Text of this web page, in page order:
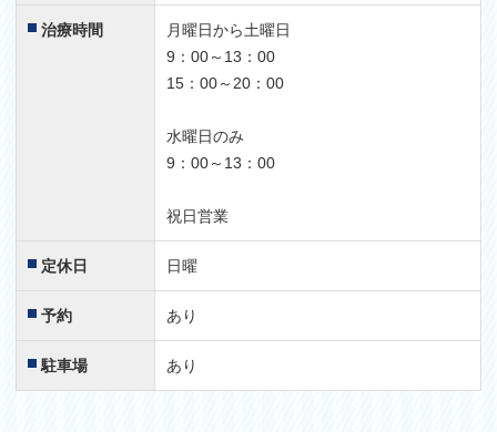
治療時間
月曜日から土曜日
9：00～13：00
15：00～20：00
水曜日のみ
9：00～13：00
祝日営業
定休日 日曜
予約 あり
駐車場 あり